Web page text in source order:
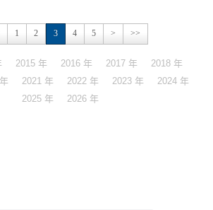
1 2 3 4 5 > >>
2015 年 2016 年 2017 年
2018 年
2021 年 2022 年 2023 年
2024 年
2025 年
2026 年